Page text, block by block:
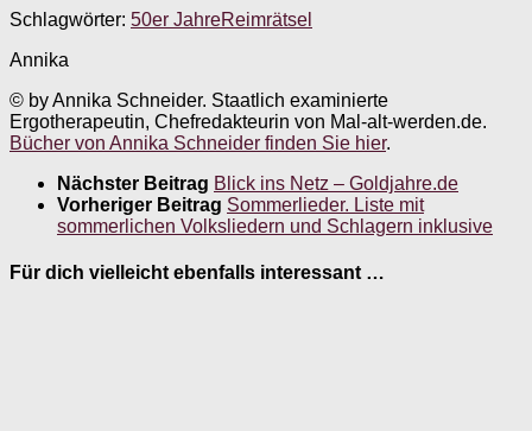
Schlagwörter: 50er JahreReimrätsel
Annika
© by Annika Schneider. Staatlich examinierte
Ergotherapeutin, Chefredakteurin von Mal-alt-werden.de.
Bücher von Annika Schneider finden Sie hier.
Nächster Beitrag Blick ins Netz – Goldjahre.de
Vorheriger Beitrag Sommerlieder. Liste mit
sommerlichen Volksliedern und Schlagern inklusive
Für dich vielleicht ebenfalls interessant …